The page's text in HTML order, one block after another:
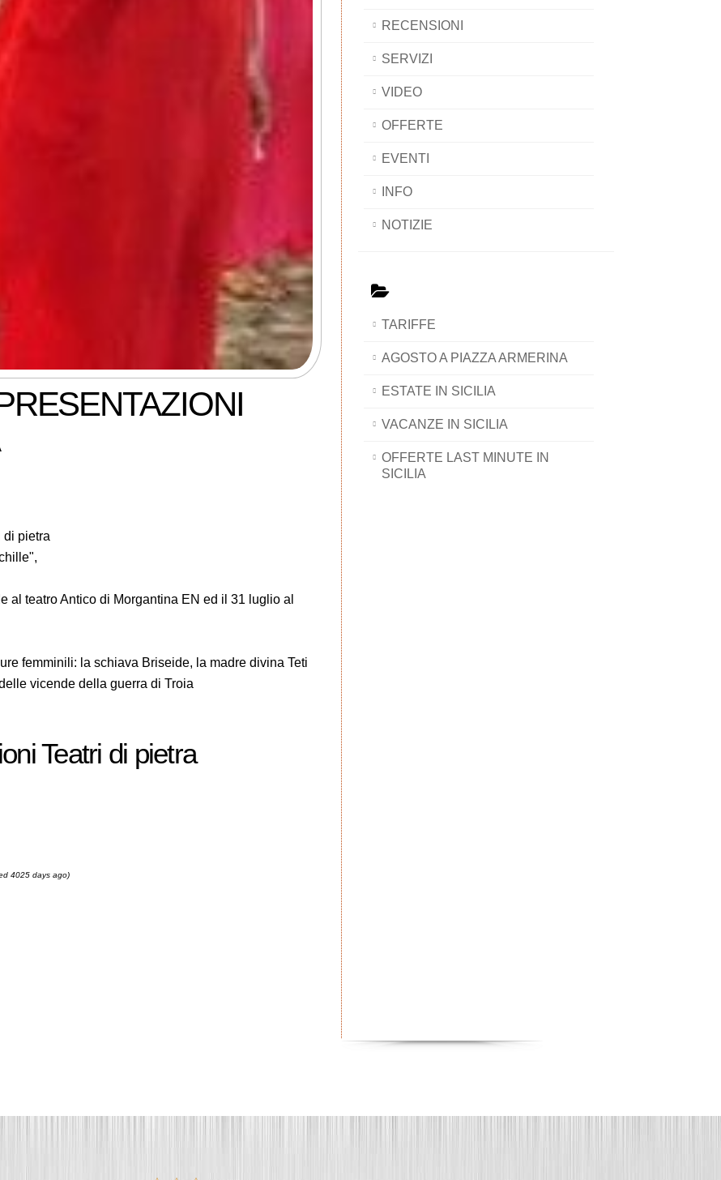
di pietra
al teatro Antico di Morgantina EN ed il 31 luglio al
femminili: la schiava Briseide, la madre divina Teti
vicende della guerra di Troia
Teatri di pietra
4025 days ago)
RECENSIONI
SERVIZI
VIDEO
OFFERTE
EVENTI
INFO
NOTIZIE
TARIFFE
AGOSTO A PIAZZA ARMERINA
ESTATE IN SICILIA
VACANZE IN SICILIA
OFFERTE LAST MINUTE IN
SICILIA